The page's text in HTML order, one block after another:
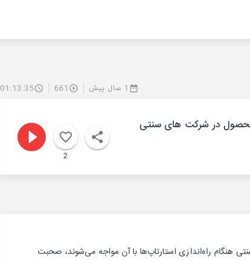
1 سال پیش 661
01:13:35
محصول در شرکت های سنتی
2
راه‌اندازی استارتاپ‌ها با آن مواجه می‌شوند، صحبت